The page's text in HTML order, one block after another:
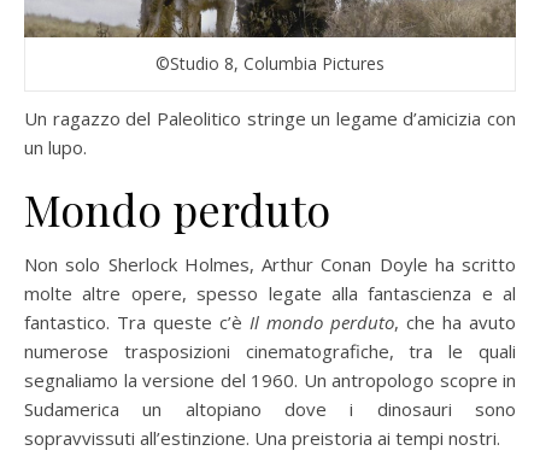
©Studio 8, Columbia Pictures
Un ragazzo del Paleolitico stringe un legame d’amicizia con
un lupo.
Mondo perduto
Non solo Sherlock Holmes, Arthur Conan Doyle ha scritto
molte altre opere, spesso legate alla fantascienza e al
fantastico. Tra queste c’è Il mondo perduto, che ha avuto
numerose trasposizioni cinematografiche, tra le quali
segnaliamo la versione del 1960. Un antropologo scopre in
Sudamerica un altopiano dove i dinosauri sono
sopravvissuti all’estinzione. Una preistoria ai tempi nostri.